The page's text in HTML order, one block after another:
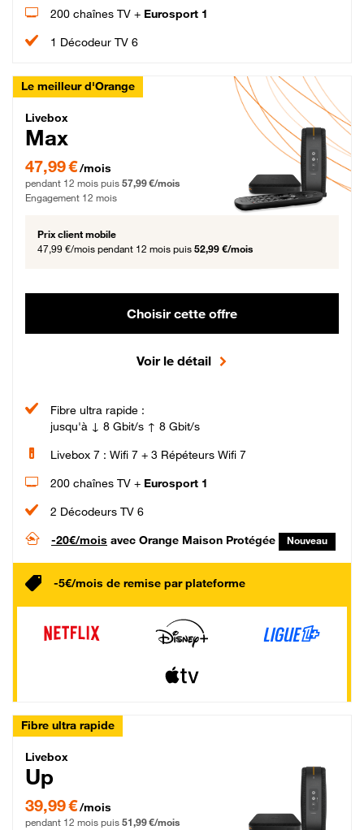
200 chaînes TV + Eurosport 1
1 Décodeur TV 6
Le meilleur d'Orange
Livebox Max Fibre
Livebox
Max
47,99 € par mois pendant 12 mois puis 57,99 € par mois, Engagement 12 mois
47,99 €/mois
pendant 12 mois puis 57,99 €/mois
Engagement 12 mois
Prix client mobile
47,99 €/mois pendant 12 mois puis 52,99 €/mois
Choisir cette offre
Voir le détail
Fibre ultra rapide :
jusqu'à ↓ 8 Gbit/s ↑ 8 Gbit/s
Livebox 7 : Wifi 7 + 3 Répéteurs Wifi 7
200 chaînes TV + Eurosport 1
2 Décodeurs TV 6
-20€/mois avec Orange Maison Protégée Nouveau
-5€/mois de remise par plateforme
Fibre ultra rapide
Livebox Up Fibre
Livebox
Up
39,99 € par mois pendant 12 mois puis 51,99 € par mois, Engagement 12 mois
39,99 €/mois
pendant 12 mois puis 51,99 €/mois